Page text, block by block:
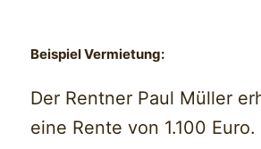
Beispiel Vermietung:
Der Rentner Paul Müller
eine Rente von 1.100